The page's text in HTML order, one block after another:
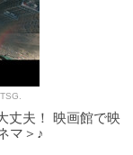
丈夫！ 映画館で映
マ＞♪